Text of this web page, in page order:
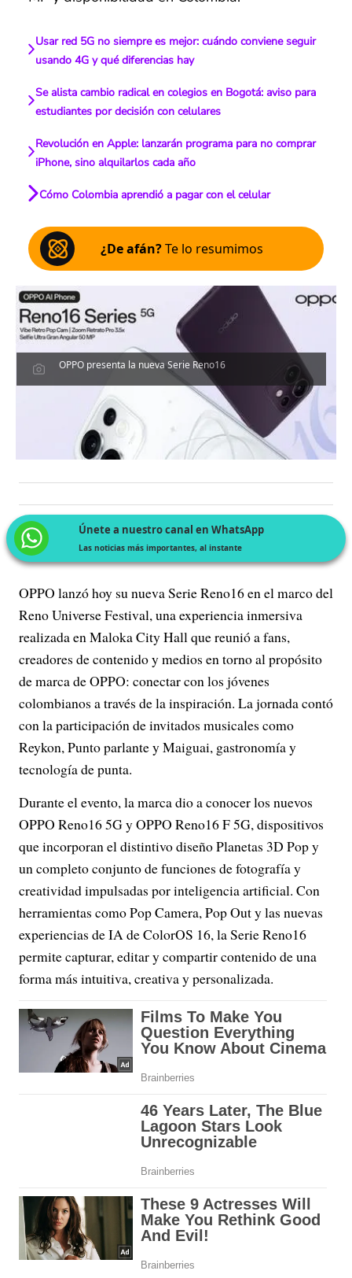
Usar red 5G no siempre es mejor: cuándo conviene seguir
usando 4G y qué diferencias hay
Se alista cambio radical en colegios en Bogotá: aviso para
estudiantes por decisión con celulares
Revolución en Apple: lanzarán programa para no comprar
iPhone, sino alquilarlos cada año
Cómo Colombia aprendió a pagar con el celular
¿De afán?Te lo resumimos
OPPO presenta la nueva Serie Reno16
Únete a nuestro canal en WhatsApp
Las noticias más importantes, al instante
OPPO lanzó hoy su nueva Serie Reno16 en el marco del
Reno Universe Festival, una experiencia inmersiva
realizada en Maloka City Hall que reunió a fans,
creadores de contenido y medios en torno al propósito
de marca de OPPO: conectar con los jóvenes
colombianos a través de la inspiración. La jornada contó
con la participación de invitados musicales como
Reykon, Punto parlante y Maiguai, gastronomía y
tecnología de punta.
Durante el evento, la marca dio a conocer los nuevos
OPPO Reno16 5G y OPPO Reno16 F 5G, dispositivos
que incorporan el distintivo diseño Planetas 3D Pop y
un completo conjunto de funciones de fotografía y
creatividad impulsadas por inteligencia artificial. Con
herramientas como Pop Camera, Pop Out y las nuevas
experiencias de IA de ColorOS 16, la Serie Reno16
permite capturar, editar y compartir contenido de una
forma más intuitiva, creativa y personalizada.